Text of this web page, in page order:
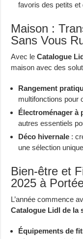
favoris des petits et
Maison :
Sans Vous
Avec leCatalogue
maison avec des
Rangement
multifonctions pour
Électroménager à
autres essentiels
Déco hivernale :
une sélection
Bien-être et
2025 à
L’année commence
Catalogue Lidl de la
Équipements de